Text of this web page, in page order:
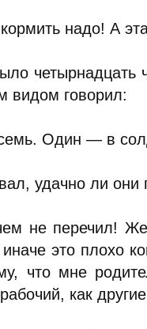
надо! А
видом говорил:
Один — в
удачно ли
не перечил!
это плохо
что мне
как